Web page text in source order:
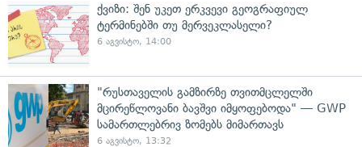
ქვიზი: შენ უკეთ ერკვევი გეოგრაფიულ
ტერმინებში თუ მერვეკლასელი?
6 აგვისტო, 14:00
"რუსთაველის გამზირზე თვითმცლელში
მცირეწლოვანი ბავშვი იმყოფებოდა" — GWP
სამართლებრივ ზომებს მიმართავს
6 აგვისტო, 13:32